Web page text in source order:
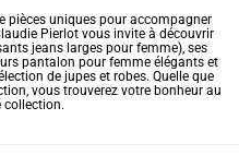
pièces uniques pour accompagner
Pierlot vous invite à découvrir
jeans larges pour femme), ses
pantalon pour femme élégants et
de jupes et robes. Quelle que
vous trouverez votre bonheur au
collection.